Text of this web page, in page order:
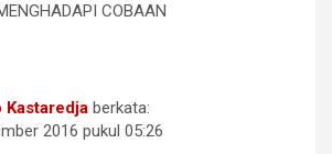
COBAAN
Kastaredja berkata:
2016 pukul 05:26